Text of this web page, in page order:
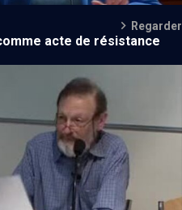
Regarder
acte de résistance
des poètes 2009